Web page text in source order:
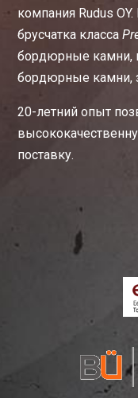
компания Rudus
брусчатка класса
бордюрные камни,
бордюрные камни,
20-летний опыт
поставку.